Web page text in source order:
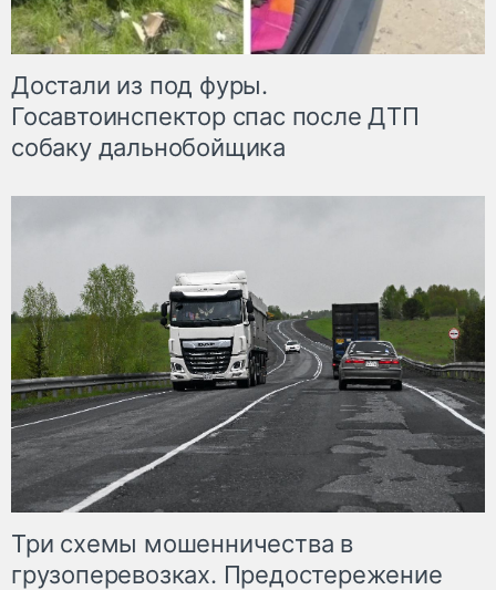
Достали из под фуры.
Госавтоинспектор спас после ДТП
собаку дальнобойщика
Три схемы мошенничества в
грузоперевозках. Предостережение